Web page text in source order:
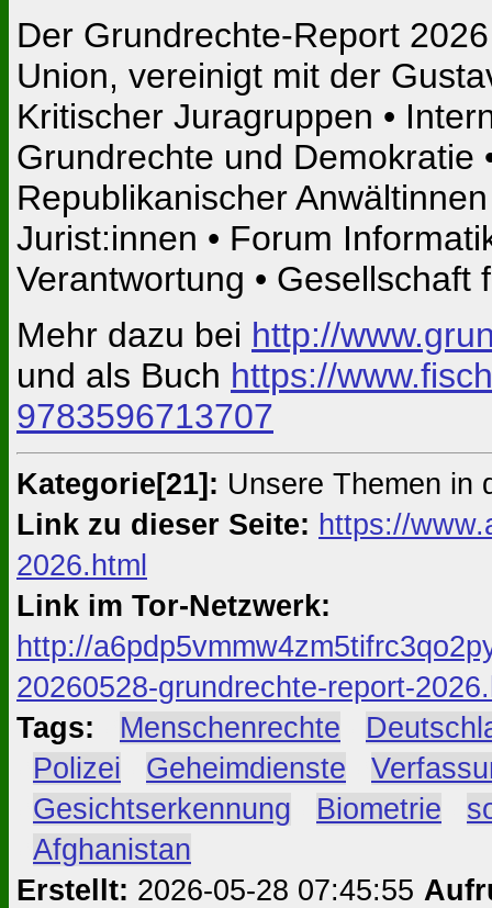
Der Grundrechte-Report
Union, vereinigt mit der
Kritischer Juragruppen •
Grundrechte und Demokratie
Republikanischer
Jurist:innen • Forum
Verantwortung • Gesellschaft
Mehr dazu bei http://
und als Buch https://
9783596713707
Kategorie[21]: Unsere Themen in
Link zu dieser Seite: https://
2026.html
Link im Tor-Netzwerk:
http://
20260528-grundrechte-report-
Tags:
Menschenrechte
Polizei Geheimdienste
Gesichtserkennung Biometrie
Afghanistan
Erstellt: 2026-05-28 07:45:55